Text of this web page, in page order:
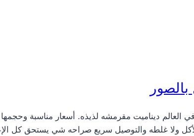
لي ألذ بيتزا في العالم ديناميت مقرمشه لذيذه. أسعار مناسبة
ولا غلطه والتوصيل سريع صراحه شي يستحق كل